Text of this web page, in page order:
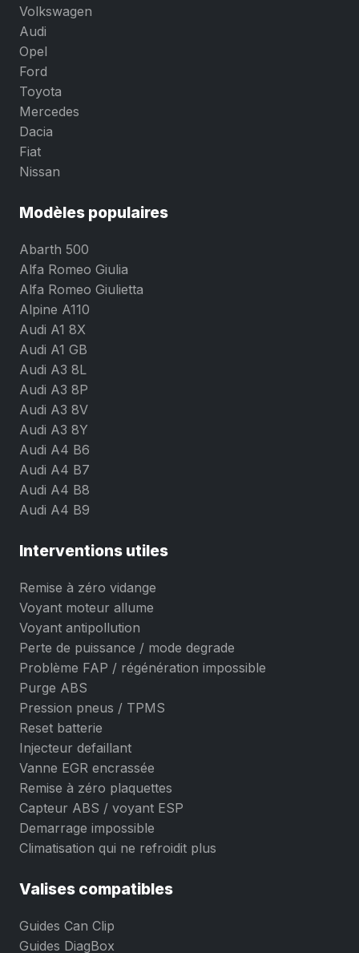
Volkswagen
Audi
Opel
Ford
Toyota
Mercedes
Dacia
Fiat
Nissan
Modèles populaires
Abarth 500
Alfa Romeo Giulia
Alfa Romeo Giulietta
Alpine A110
Audi A1 8X
Audi A1 GB
Audi A3 8L
Audi A3 8P
Audi A3 8V
Audi A3 8Y
Audi A4 B6
Audi A4 B7
Audi A4 B8
Audi A4 B9
Interventions utiles
Remise à zéro vidange
Voyant moteur allume
Voyant antipollution
Perte de puissance / mode degrade
Problème FAP / régénération impossible
Purge ABS
Pression pneus / TPMS
Reset batterie
Injecteur defaillant
Vanne EGR encrassée
Remise à zéro plaquettes
Capteur ABS / voyant ESP
Demarrage impossible
Climatisation qui ne refroidit plus
Valises compatibles
Guides Can Clip
Guides DiagBox